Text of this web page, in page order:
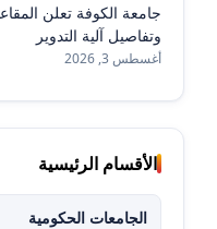
جامعة الكوفة تعلن
وتفاصيل آلية التدوير
أغسطس 3, 2026
الأقسام الرئيسية
الجامعات الحكومية